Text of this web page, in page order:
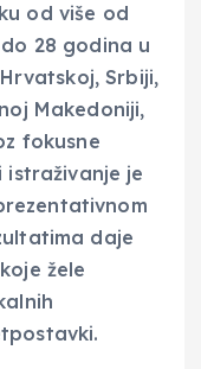
od više od
28 godina u
Srbiji,
Makedoniji,
fokusne
istraživanje je
daje
žele